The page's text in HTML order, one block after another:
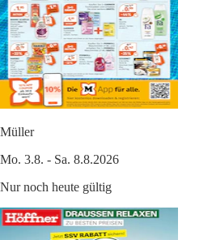
Müller
Mo. 3.8. - Sa. 8.8.2026
Nur noch heute gültig